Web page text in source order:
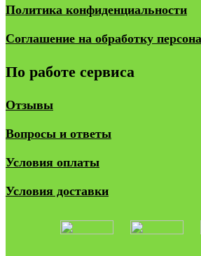
Политика конфиденциальности
Соглашение на обработку
По работе сервиса
Отзывы
Вопросы и ответы
Условия оплаты
Условия доставки